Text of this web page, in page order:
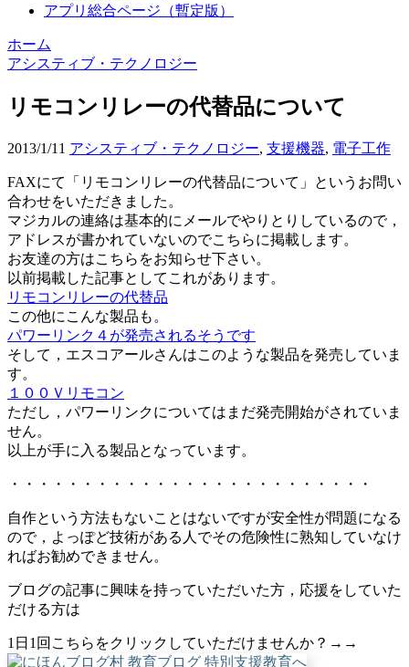
アプリ総合ページ（暫定版）
ホーム
アシスティブ・テクノロジー
リモコンリレーの代替品について
2013/1/11 アシスティブ・テクノロジー, 支援機器, 電子工作
FAXにて「リモコンリレーの代替品について」というお問い
合わせをいただきました。
マジカルの連絡は基本的にメールでやりとりしているので，
アドレスが書かれていないのでこちらに掲載します。
お友達の方はこちらをお知らせ下さい。
以前掲載した記事としてこれがあります。
リモコンリレーの代替品
この他にこんな製品も。
パワーリンク４が発売されるそうです
そして，エスコアールさんはこのような製品を発売していま
す。
１００Ｖリモコン
ただし，パワーリンクについてはまだ発売開始がされていま
せん。
以上が手に入る製品となっています。
・・・・・・・・・・・・・・・・・・・・・・・・・
自作という方法もないことはないですが安全性が問題になる
ので，よっぽど技術がある人でその危険性に熟知していなけ
ればお勧めできません。
ブログの記事に興味を持っていただいた方，応援をしていた
だける方は
1日1回こちらをクリックしていただけませんか？→→